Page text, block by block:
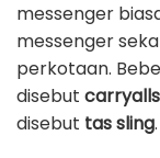
messenger
messenger
perkotaan.
disebut carryalls
disebut tas sling